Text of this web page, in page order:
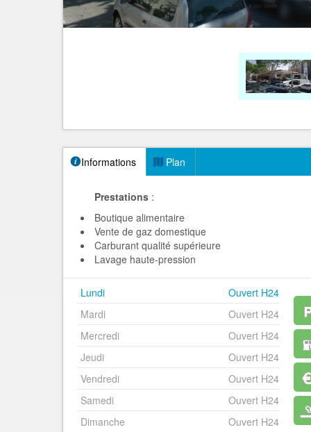
Informations Plan
Prestations :
Boutique alimentaire
Vente de gaz domestique
Carburant qualité supérieure
Lavage haute-pression
Lundi
Ouvert H24
Mardi
Ouvert H24
Mercredi
Ouvert H24
Jeudi
Ouvert H24
Vendredi
Ouvert H24
Samedi
Ouvert H24
Dimanche
Ouvert H24